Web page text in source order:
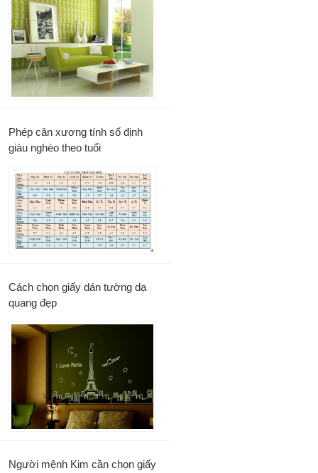
Phép cân xương tính số định
giàu nghèo theo tuổi
Cách chọn giấy dán tường dạ
quang đẹp
Người mệnh Kim cần chọn giấy